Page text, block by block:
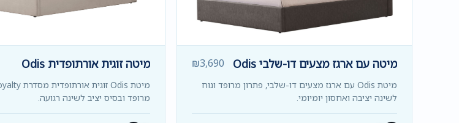
מיטה עם ארגז מצעים דו-שלבי Odis ₪3,690
מיטת Odis עם ארגז מצעים דו-שלבי, פתרון מרופד ונוח
לשינה יציבה ואחסון יומיומי.
מיטה זוגית אורתופדית Odis
מרופד ובסיס יציב לשינה רגועה.